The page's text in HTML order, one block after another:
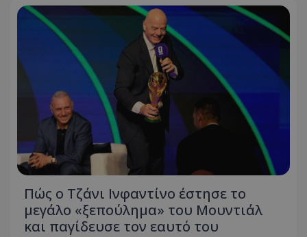
Πώς ο Τζάνι Ινφαντίνο έστησε το
μεγάλο «ξεπούλημα» του Μουντιάλ
και παγίδευσε τον εαυτό του